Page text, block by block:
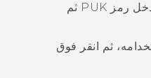
في شاشة الاتصال بالهاتف، أدخل رمز PUK ثم